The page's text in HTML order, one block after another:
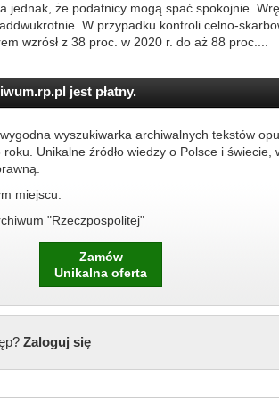
jednak, że podatnicy mogą spać spokojnie.
W przypadku kontroli celno-
wzrósł z 38 proc. w 2020 r. do aż 88 proc....
jest płatny.
wyszukiwarka archiwalnych tekstów
Unikalne źródło wiedzy o Polsce i świecie,
miejscu.
"Rzeczpospolitej"
Zamów
Unikalna oferta
Zaloguj się